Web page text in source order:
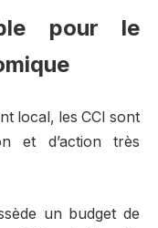
pour le
local, les CCI sont
et d’action très
un budget de